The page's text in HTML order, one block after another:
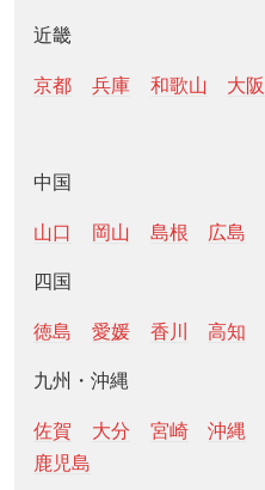
近畿
京都 兵庫 和歌山 大阪
中国
山口 岡山 島根 広島
四国
徳島 愛媛 香川 高知
九州・沖縄
佐賀 大分 宮崎 沖縄
鹿児島